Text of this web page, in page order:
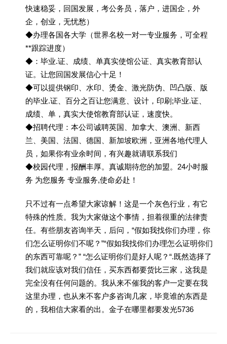
快速稳妥，回国发展，考公务员，落户，进国企，外
企，创业，无忧愁）
◆办理各国各大学（世界名校一对一专业服务，可全程
**跟踪进度）
◆：毕业.证、成绩、单真实使馆公证、真实教育部认
证。让您回国发展信心十足！
◆可以提供钢印、水印、烫金、激光防伪、凹凸版、版
的毕业.证、百分之百让您满意、设计，印刷;毕业.证、
成绩、单，真实大使馆教育部认证，速度快。
◆招聘代理：本公司诚聘英国、加拿大、澳洲、新西
兰、美国、法国、德国、新加坡欧洲，亚洲各地代理人
员，如果你有业余时间，有兴趣就请联系我们
◆校园代理，报酬丰厚。真诚期待您的加盟。24小时服
务 为您服务 专业服务,使命必赴！
只不过有一点希望大家谅解！这是一个灰色行业，有它
特殊的性质。我为大家做这个事情，担着很重的法律责
任。有些朋友咨询半天，后问，“假如我找你们办理，你
们怎么证明你们不呢？”“假如我找你们办理怎么证明你们
的东西可靠呢？” “怎么证明你们是好人呢？“.既然选择了
我们就应该对我们信任，买东西都要货比三家，这我是
完全没有任何问题的。我从来不催我的客户一定要在我
这里办理，也从来不客户多咨询几家，毕竟谁的东西是
的，我相信大家看的出。金子在哪里都要发光5736